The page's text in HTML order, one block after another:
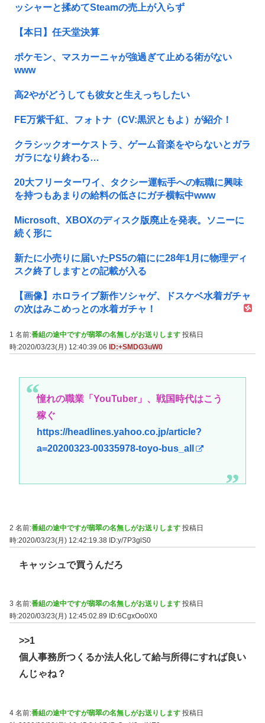
ッシャーと揉めてSteamの売上が入らず
【本日】任天堂決算
ポケモン、マスカーニャが強過ぎて止める術がない
www
高2やがどうしても彼女と生えっちしたい
FE万紫千紅、フォトナ（CV:黒沢ともよ）が紹介！
クラシックオーケストラ、ゲーム音楽をやらないとガラ
ガラになり終わる…
20大フリーターワイ、タクシー運転手への転職に興味
を持つもあまりの給料の低さにガチ横転中www
Microsoft、XBOXのディスク版廃止を発表。ソニーに
続く形に
新たに小売りに届いたPS5の箱にに28年1月に物理ディ
スク終了しますとの記載が入る
【画像】ホロライブ新作ソシャゲ、ドスケベ水着ガチャ
の次はみこめっとの水着ガチャ！
1 名前:番組の途中ですが翡翠の名無しがお送りします 投稿日
時:2020/03/23(月) 12:40:39.06
ID:+SMDG3uW0
憧れの職業「YouTuber」、戦国時代はこう
稼ぐ
https://headlines.yahoo.co.jp/article?
a=20200323-00335978-toyo-bus_all
2 名前:番組の途中ですが翡翠の名無しがお送りします 投稿日
時:2020/03/23(月) 12:42:19.38 ID:y/7P3glS0
キャッシュで買うんだろ
3 名前:番組の途中ですが翡翠の名無しがお送りします 投稿日
時:2020/03/23(月) 12:45:02.89
ID:6CgxOo0X0
>>1
個人事務所つくるか法人化して給与所得にすれば良い
んじゃね？
4 名前:番組の途中ですが翡翠の名無しがお送りします 投稿日